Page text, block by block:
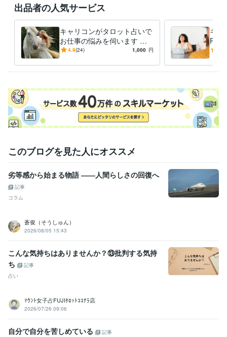
出品者の人気サービス
キャリコンがタロット占いで
お仕事の悩みを伺います キ
ャリアコンサルタントがスピ
鑑定
4.9(24) 1,000 円
キャ
Pが
話す
このブログを見た人にオススメ
劣等感から始まる物語 ――人間らしさの回復へ
記事
コラム
蒼俊（そうしゅん）
2026/08/05 15:43
こんな気持ちはありませんか？⑬批判する気持
ち
記事
占い
ﾏｳﾝﾄ女子占FUJIﾀﾛｯﾄｺｺﾅﾗ店
2026/07/26 09:06
自分で自分を苦しめている
記事